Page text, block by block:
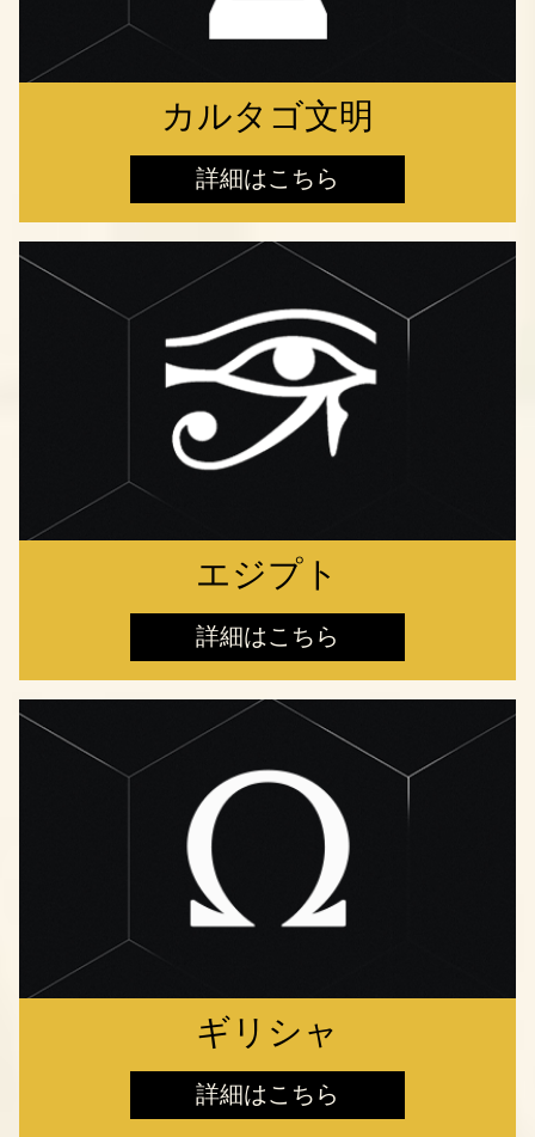
カルタゴ文明
詳細はこちら
エジプト
詳細はこちら
ギリシャ
詳細はこちら